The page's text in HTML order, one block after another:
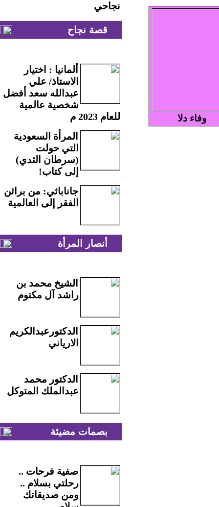
وفاء دلا
نجاحي
قصة نجاح
ألمانيا : اختيار
الاستاذ/ علي
عبدالله سعد أفضل
شخصية عالمية
للعام 2023 م
المرأة السعودية
التي حولت
(سرطان الثدي)
إلى كتاب!
جاناباثي: من براثن
الفقر إلى العالمية
أنصار المرأة
الشيخ محمد بن
راشد آل مكتوم
الدكتورعبدالكريم
الارياني
الدكتور محمد
عبدالملك المتوكل
بصمات مضيئة
صفية فرحات ..
رحلتي بسلام ..
ومن صديقاتك